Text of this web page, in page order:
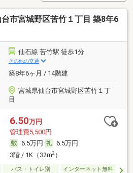
市宮城野区苦竹１丁目 築8年6
仙石線 苦竹駅 徒歩1分
その他の交通
築8年6ヶ月 / 14階建
宮城県仙台市宮城野区苦竹１丁
目
6.50万円
管理費5,500円
6.5万円
6.5万円
3階 / 1K（32m2）
バス・トイレ別
インターネット無料